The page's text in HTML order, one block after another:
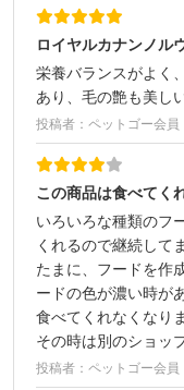
ロイヤルカナンノル
栄養バランスがよく
あり、毛の艶も美し
投稿者：ペットゴー会員
この商品は食べてく
いろいろな種類のフ
くれるので継続して
たまに、フードを作
ードの色が濃い時が
食べてくれなくなりま
その時は別のショッ
投稿者：ペットゴー会員